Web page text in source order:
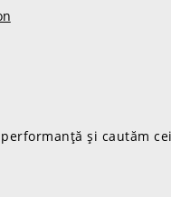
și cautăm